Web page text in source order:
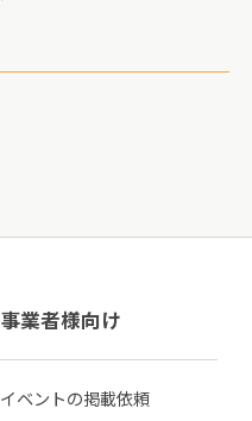
事業者様向け
イベントの掲載依頼